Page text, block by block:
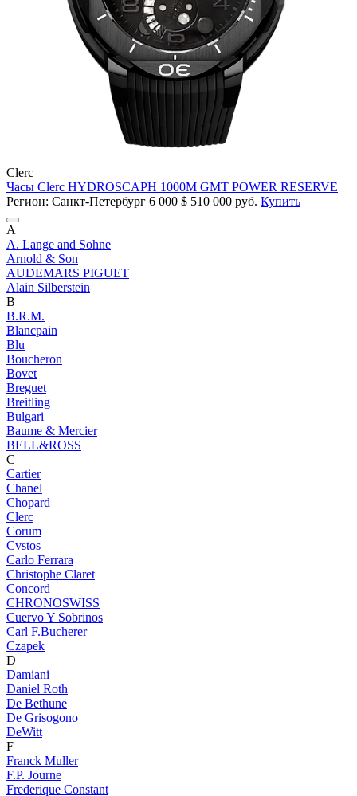
Clerc
Часы Clerc HYDROSCAPH 1000M GMT POWER RESERVE
Регион: Санкт-Петербург 6 000 $ 510 000 руб. Купить
A
A. Lange and Sohne
Arnold & Son
AUDEMARS PIGUET
Alain Silberstein
B
B.R.M.
Blancpain
Blu
Boucheron
Bovet
Breguet
Breitling
Bulgari
Baume & Mercier
BELL&ROSS
C
Cartier
Chanel
Chopard
Clerc
Corum
Cvstos
Carlo Ferrara
Christophe Claret
Concord
CHRONOSWISS
Cuervo Y Sobrinos
Carl F.Bucherer
Czapek
D
Damiani
Daniel Roth
De Bethune
De Grisogono
DeWitt
F
Franck Muller
F.P. Journe
Frederique Constant